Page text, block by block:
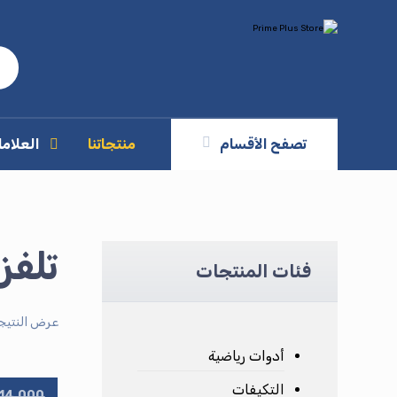
تصفح الأقسام منتجاتنا
عرض
فئات المنتجات
أدوات رياضية
التكيفات